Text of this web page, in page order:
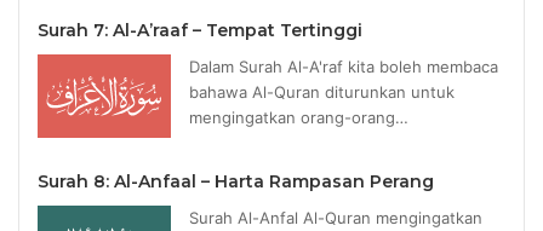
Surah 7: Al-A’raaf – Tempat Tertinggi
Dalam Surah Al-A'raf kita boleh membaca
bahawa Al-Quran diturunkan untuk
mengingatkan orang-orang…
Surah 8: Al-Anfaal – Harta Rampasan Perang
Surah Al-Anfal Al-Quran mengingatkan